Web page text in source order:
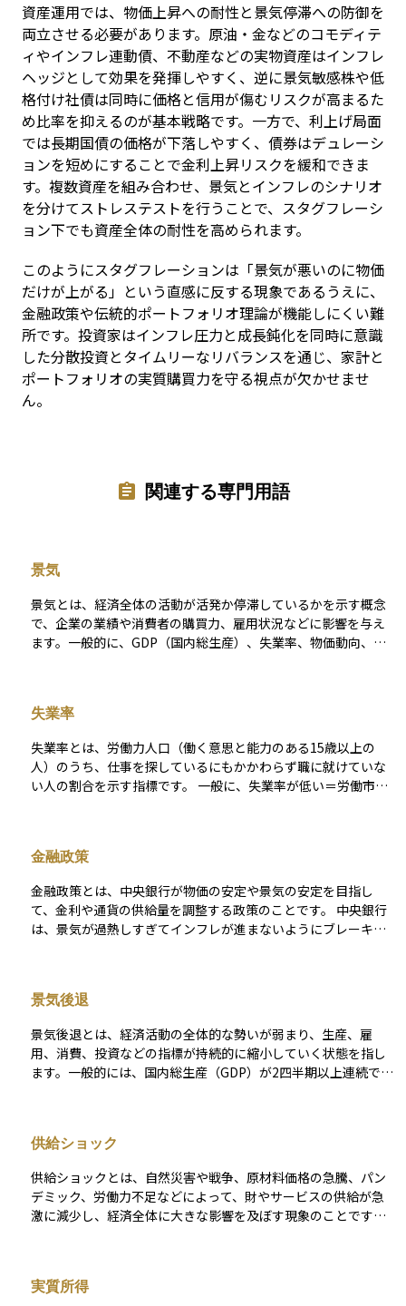
資産運用では、物価上昇への耐性と景気停滞への防御を
両立させる必要があります。原油・金などのコモディテ
ィやインフレ連動債、不動産などの実物資産はインフレ
ヘッジとして効果を発揮しやすく、逆に景気敏感株や低
格付け社債は同時に価格と信用が傷むリスクが高まるた
め比率を抑えるのが基本戦略です。一方で、利上げ局面
では長期国債の価格が下落しやすく、債券はデュレーシ
ョンを短めにすることで金利上昇リスクを緩和できま
す。複数資産を組み合わせ、景気とインフレのシナリオ
を分けてストレステストを行うことで、スタグフレーシ
ョン下でも資産全体の耐性を高められます。
このようにスタグフレーションは「景気が悪いのに物価
だけが上がる」という直感に反する現象であるうえに、
金融政策や伝統的ポートフォリオ理論が機能しにくい難
所です。投資家はインフレ圧力と成長鈍化を同時に意識
した分散投資とタイムリーなリバランスを通じ、家計と
ポートフォリオの実質購買力を守る視点が欠かせませ
ん。
関連する専門用語
景気
景気とは、経済全体の活動が活発か停滞しているかを示す概念
で、企業の業績や消費者の購買力、雇用状況などに影響を与え
ます。一般的に、GDP（国内総生産）、失業率、物価動向、企
景気が悪化すると消費や投資が冷え込み、失業率が上昇しやす
くなります。景気は周期的に変動し、「好景気」と「不景気」
を繰り返す性質を持っています。
失業率
失業率とは、労働力人口（働く意思と能力のある15歳以上の
人）のうち、仕事を探しているにもかかわらず職に就けていな
い人の割合を示す指標です。 一般に、失業率が低い＝労働市場
指標）とされており、すでに進行中の景気の良し悪しを確認す
るために使われます。たとえば、リストラや倒産が増え始めた
あとに、失業率の悪化が統計として現れることが多いです。 金
融市場においても失業率は注目される指標であり、とくに米国
では雇用統計とセットで市場が大きく反応します。失業率が予
もあり、相場の反応は複雑です。 また、失業率の水準だけでな
えば、労働参加率の変動によって失業率が変わることもあり、
単純な判断には注意が必要です。
金融政策
金融政策とは、中央銀行が物価の安定や景気の安定を目指し
て、金利や通貨の供給量を調整する政策のことです。 中央銀行
は、景気が過熱しすぎてインフレが進まないようにブレーキを
の操作（利下げ・利上げ）：短期金利を上下させて、消費や投
資を刺激・抑制します。 - 公開市場操作：中央銀行が国債など
を売買することで、市場の資金量を調整します。 - 預金準備率
の変更：銀行が中央銀行に預ける準備金の割合を調整すること
で、貸し出し可能な資金量をコントロールします。 金融政策
の上昇要因となる一方で、金利低下により通貨が下落しやすく
において非常に重要なファクターであり、中央銀行の声明や会
合の結果には多くの投資家が注目しています。
景気後退
景気後退とは、経済活動の全体的な勢いが弱まり、生産、雇
用、消費、投資などの指標が持続的に縮小していく状態を指し
ます。一般的には、国内総生産（GDP）が2四半期以上連続でマ
退は、金融危機、供給ショック、金利の上昇、外需の減退など
さまざまな要因によって引き起こされ、政策対応としては、金
融緩和や財政出動などの景気刺激策が取られることが多いで
す。資産運用やビジネス戦略を考える上でも、景気循環の一局
面として、重要な経済概念です。
供給ショック
供給ショックとは、自然災害や戦争、原材料価格の急騰、パン
デミック、労働力不足などによって、財やサービスの供給が急
激に減少し、経済全体に大きな影響を及ぼす現象のことです。
産や輸送コストを押し上げ、広範な物価上昇を招く典型的な供
実質所得